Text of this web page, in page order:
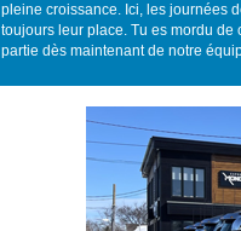
pleine croissance. Ici, les journées
toujours leur place. Tu es mordu de
partie dès maintenant de notre